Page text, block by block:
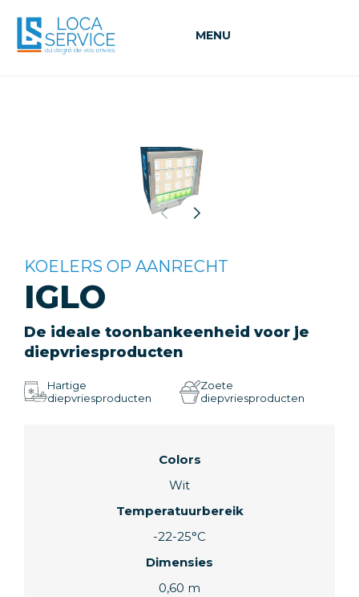
MENU
KOELERS OP AANRECHT
IGLO
De ideale toonbankeenheid voor je
diepvriesproducten
Hartige
diepvriesproducten
Zoete
diepvriesproducten
Colors
Wit
Temperatuurbereik
-22-25°C
Dimensies
0,60 m